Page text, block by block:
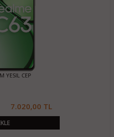
YESIL CEP
7.020,00 TL